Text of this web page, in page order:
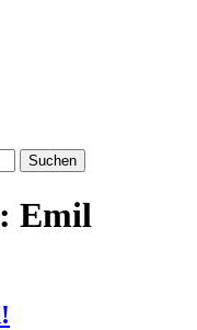
Emil